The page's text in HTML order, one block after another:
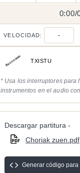
0:00/
VELOCIDAD: -
TXISTU
* Usa los interruptores para
instrumentos en el audio
Descargar partitura -
Choriak zuen.pdf
Generar código para